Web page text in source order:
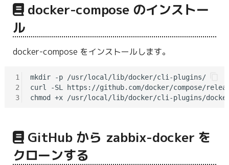
docker-compose のインストー
ル
docker-compose をインストールします。
1
2
3
mkdir -p /usr/local/lib/docker/cli-plugins/
curl -SL https://github.com/docker/compose/
GitHub から zabbix-docker を
クローンする